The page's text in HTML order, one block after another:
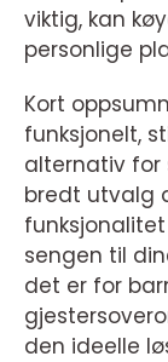
viktig, kan
personlige
Kort
funksjonelt,
alternativ for
bredt utvalg
sengen til
det er for
den ideelle